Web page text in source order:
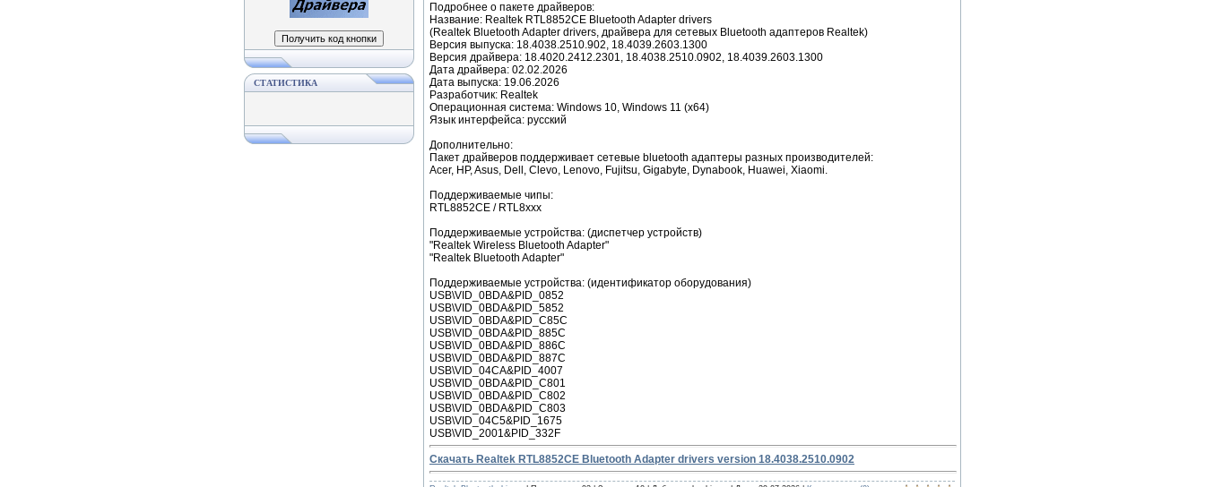
СТАТИСТИКА
Подробнее о пакете драйверов:
Название: Realtek RTL8852CE Bluetooth Adapter drivers
(Realtek Bluetooth Adapter drivers, драйвера для сетевых Bluetooth адаптеров Realtek)
Версия выпуска: 18.4038.2510.902, 18.4039.2603.1300
Версия драйвера: 18.4020.2412.2301, 18.4038.2510.0902, 18.4039.2603.1300
Дата драйвера: 02.02.2026
Дата выпуска: 19.06.2026
Разработчик: Realtek
Операционная система: Windows 10, Windows 11 (x64)
Язык интерфейса: русский
Дополнительно:
Пакет драйверов поддерживает сетевые bluetooth адаптеры разных производителей:
Acer, HP, Asus, Dell, Clevo, Lenovo, Fujitsu, Gigabyte, Dynabook, Huawei, Xiaomi.
Поддерживаемые чипы:
RTL8852CE / RTL8xxx
Поддерживаемые устройства: (диспетчер устройств)
"Realtek Wireless Bluetooth Adapter"
"Realtek Bluetooth Adapter"
Поддерживаемые устройства: (идентификатор оборудования)
USB\VID_0BDA&PID_0852
USB\VID_0BDA&PID_5852
USB\VID_0BDA&PID_C85C
USB\VID_0BDA&PID_885C
USB\VID_0BDA&PID_886C
USB\VID_0BDA&PID_887C
USB\VID_04CA&PID_4007
USB\VID_0BDA&PID_C801
USB\VID_0BDA&PID_C802
USB\VID_0BDA&PID_C803
USB\VID_04C5&PID_1675
USB\VID_2001&PID_332F
Скачать Realtek RTL8852CE Bluetooth Adapter drivers version 18.4038.2510.0902